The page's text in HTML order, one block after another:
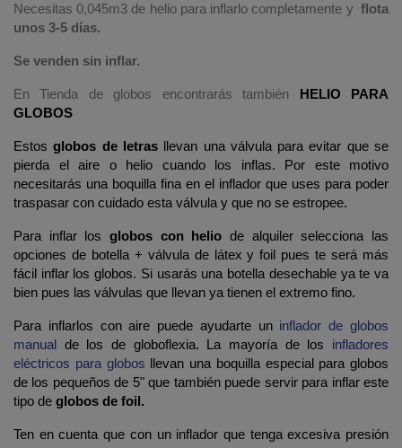
Necesitas0,045m3 de helio para inflarlo completamente yflota
unos 3-5 días.
Se venden sin inflar.
En Tienda de globos encontrarás también
HELIO PARA
GLOBOS
Estosglobos de letrasllevan una válvula para evitar que se
pierda el aire o helio cuando los inflas. Por este motivo
necesitarás una boquilla fina en el inflador que uses para poder
traspasar con cuidado esta válvula y que no se estropee.
Para inflar los globos con helio de alquiler selecciona las
opciones de botella + válvula de látex y foil pues te será más
fácil inflar los globos. Si usarás una botella desechable ya te va
bien pues las válvulas que llevan ya tienen el extremo fino.
Para inflarlos con aire puede ayudarte un inflador de globos
manual de los de globoflexia. La mayoría de los infladores
eléctricos para globos llevan una boquilla especial para globos
de los pequeños de 5" que también puede servir para inflar este
tipo de globos de foil.
Ten en cuenta que con un inflador que tenga excesiva presión